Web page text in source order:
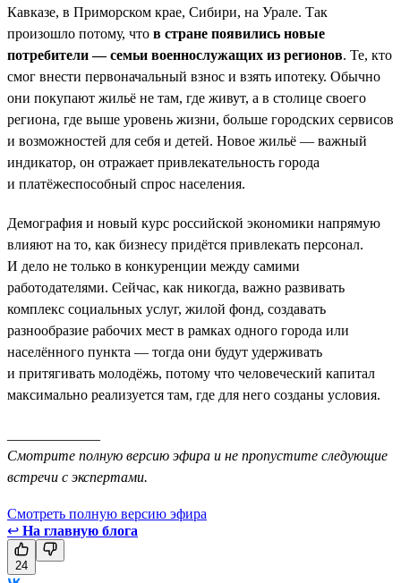
Кавказе, в Приморском крае, Сибири, на Урале. Так
произошло потому, что в стране появились новые
потребители — семьи военнослужащих из регионов. Те, кто
смог внести первоначальный взнос и взять ипотеку. Обычно
они покупают жильё не там, где живут, а в столице своего
региона, где выше уровень жизни, больше городских сервисов
и возможностей для себя и детей. Новое жильё — важный
индикатор, он отражает привлекательность города
и платёжеспособный спрос населения.
Демография и новый курс российской экономики напрямую
влияют на то, как бизнесу придётся привлекать персонал.
И дело не только в конкуренции между самими
работодателями. Сейчас, как никогда, важно развивать
комплекс социальных услуг, жилой фонд, создавать
разнообразие рабочих мест в рамках одного города или
населённого пункта — тогда они будут удерживать
и притягивать молодёжь, потому что человеческий капитал
максимально реализуется там, где для него созданы условия.
Смотрите полную версию эфира и не пропустите следующие
встречи с экспертами.
Смотреть полную версию эфира
↩ На главную блога
24